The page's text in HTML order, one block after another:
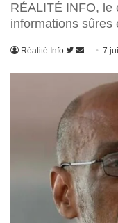
RÉALITÉ INFO, le
informations sûres
Réalité Info
Suivre
Twitter
Envoyer
courriel
7